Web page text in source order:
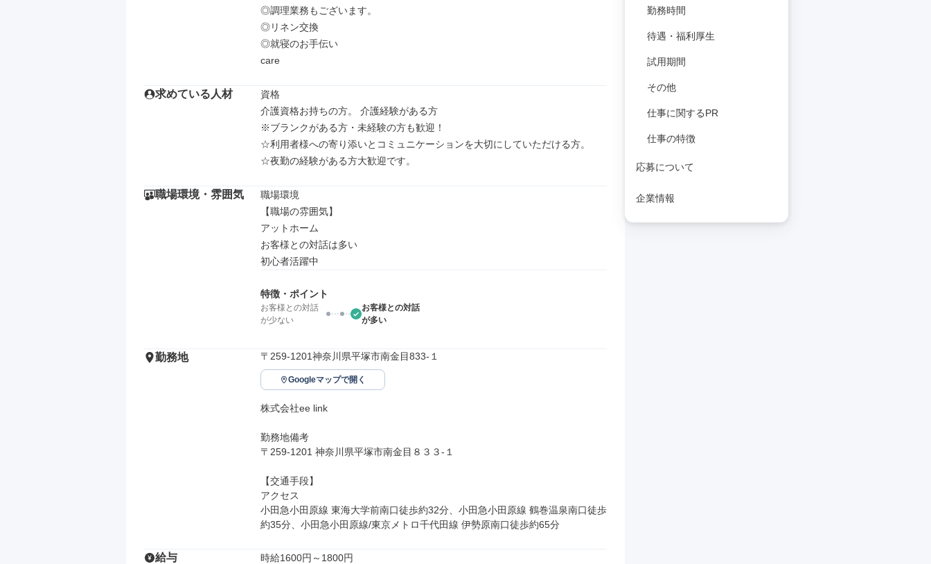
◎調理業務もございます。
◎リネン交換
◎就寝のお手伝い
care
求めている人材
資格
介護資格お持ちの方。 介護経験がある方
※ブランクがある方・未経験の方も歓迎！
☆利用者様への寄り添いとコミュニケーションを大切にしていただける方。
☆夜勤の経験がある方大歓迎です。
職場環境・雰囲気
職場環境
【職場の雰囲気】
アットホーム
お客様との対話は多い
初心者活躍中
特徴・ポイント
お客様との対話
が少ない
お客様との対話
が多い
勤務地 〒259-1201神奈川県平塚市南金目833‐１
Googleマップで開く
株式会社ee link
勤務地備考
〒259-1201 神奈川県平塚市南金目８３３‐１
【交通手段】
アクセス
小田急小田原線 東海大学前南口徒歩約32分、小田急小田原線 鶴巻温泉南口徒歩
約35分、小田急小田原線/東京メトロ千代田線 伊勢原南口徒歩約65分
給与 時給1600円～1800円
勤務時間
待遇・福利厚生
試用期間
その他
仕事に関するPR
仕事の特徴
応募について
企業情報